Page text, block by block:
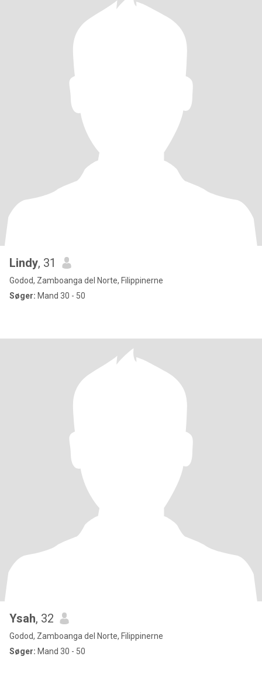
Lindy, 31
Godod, Zamboanga del Norte, Filippinerne
Søger: Mand 30 - 50
Ysah, 32
Godod, Zamboanga del Norte, Filippinerne
Søger: Mand 30 - 50